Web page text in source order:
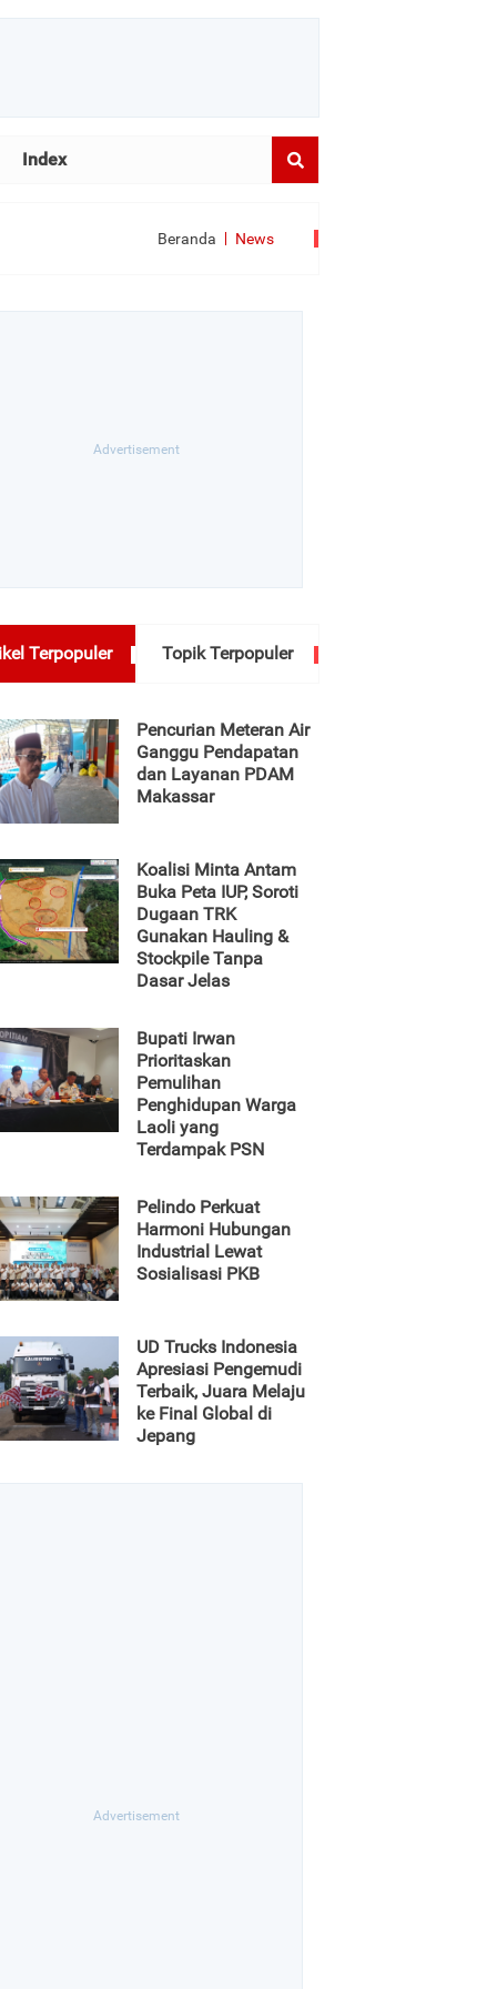
Index
Beranda News
Terpopuler Topik Terpopuler
Pencurian Meteran Air
Ganggu Pendapatan
dan Layanan PDAM
Makassar
Koalisi Minta Antam
Buka Peta IUP, Soroti
Dugaan TRK
Gunakan Hauling &
Stockpile Tanpa
Dasar Jelas
Bupati Irwan
Prioritaskan
Pemulihan
Penghidupan Warga
Laoli yang
Terdampak PSN
Pelindo Perkuat
Harmoni Hubungan
Industrial Lewat
Sosialisasi PKB
UD Trucks Indonesia
Apresiasi Pengemudi
Terbaik, Juara Melaju
ke Final Global di
Jepang